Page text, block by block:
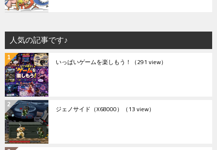
人気の記事です♪
いっぱいゲームを楽しもう！ （291 view）
ジェノサイド（X68000） （13 view）